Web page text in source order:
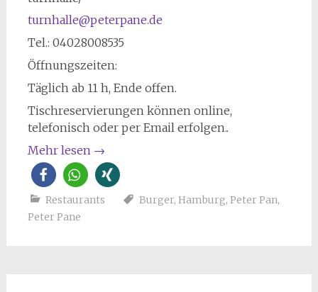
turnhalle@peterpane.de
Tel.: 04028008535
Öffnungszeiten:
Täglich ab 11 h, Ende offen.
Tischreservierungen können online,
telefonisch oder per Email erfolgen..
Mehr lesen →
Restaurants Burger, Hamburg, Peter Pan,
Peter Pane